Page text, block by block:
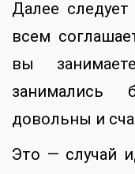
Далее
всем
вы
довольны и
Это — случай